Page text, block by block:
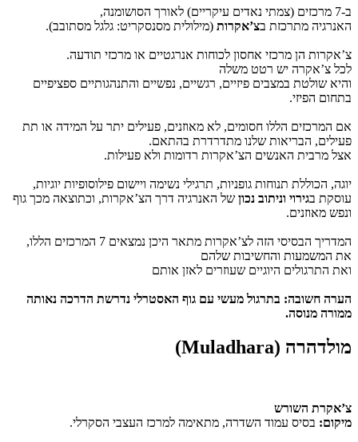
ב-7 מרכזים (צמתי נאדים עיקריים) לאורך הסושומנה,
האנרגיה מתרכזת בצ’אקרות (מילולית מסנסקריט: גלגל מסתובב).
צ’אקרות הן מרכזי אחסון לכוחות אנרגטיים או מרכזי תודעה.
לכל צ’אקרה יש רטט משלה
והיא שולטת במצבים פיזיים, רגשיים, נפשיים והתנהגותיים ספציפיים
בתחום הפיזי.
אם המרכזים הללו חסומים, לא מאוזנים, פעילים יתר על המידה או תת
פעילים, הבריאות שלנו מתדרדרת בהתאם.
אצל מרבית האנשים הצ’אקרות רדומות ולא פעילות.
יוגה, הכוללת תנוחות גופניות, תרגילי נשימה ויישום פילוסופיות יוגיות,
עוסקת בגירוי וניתוב נכון של האנרגיה דרך הצ’אקרות, וכתוצאה מכך גוף
ונפש מאוזנים.
המדריך הבסיסי הזה לצ’אקרות מתאר היכן נמצאים 7 המרכזים הללו,
את המשמעות והחשיבות שלהם
ואת התרגולים היוגיים שעוזרים לאזן אותם
הערה חשובה: בתרגול מעשי עם גוף האסטרלי נדרשת הדרכה נאותה
ממורה מנוסה.
מולדהרה (Muladhara)
צ’אקרת השורש
מיקום: בסיס עמוד השדרה, מתאימה למרכז העצבי הסקרלי.